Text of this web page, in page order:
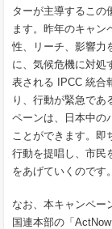
ターが主導するこの
ます。昨年のキャン
性、リーチ、影響力
に、気候危機に対処
表される IPCC 統合
り、行動が緊急で
ペーンは、日本中の
ことができます。即
行動を提唱し、市民
をあげていくのです
なお、本キャンペー
国連本部の「